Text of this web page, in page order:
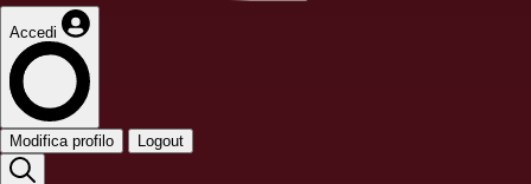
Accedi
Modifica profilo Logout